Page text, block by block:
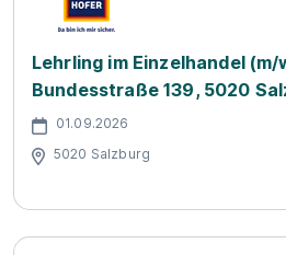
Lehrling im Einzelhandel
Bundesstraße 139, 5020
01.09.2026
5020 Salzburg